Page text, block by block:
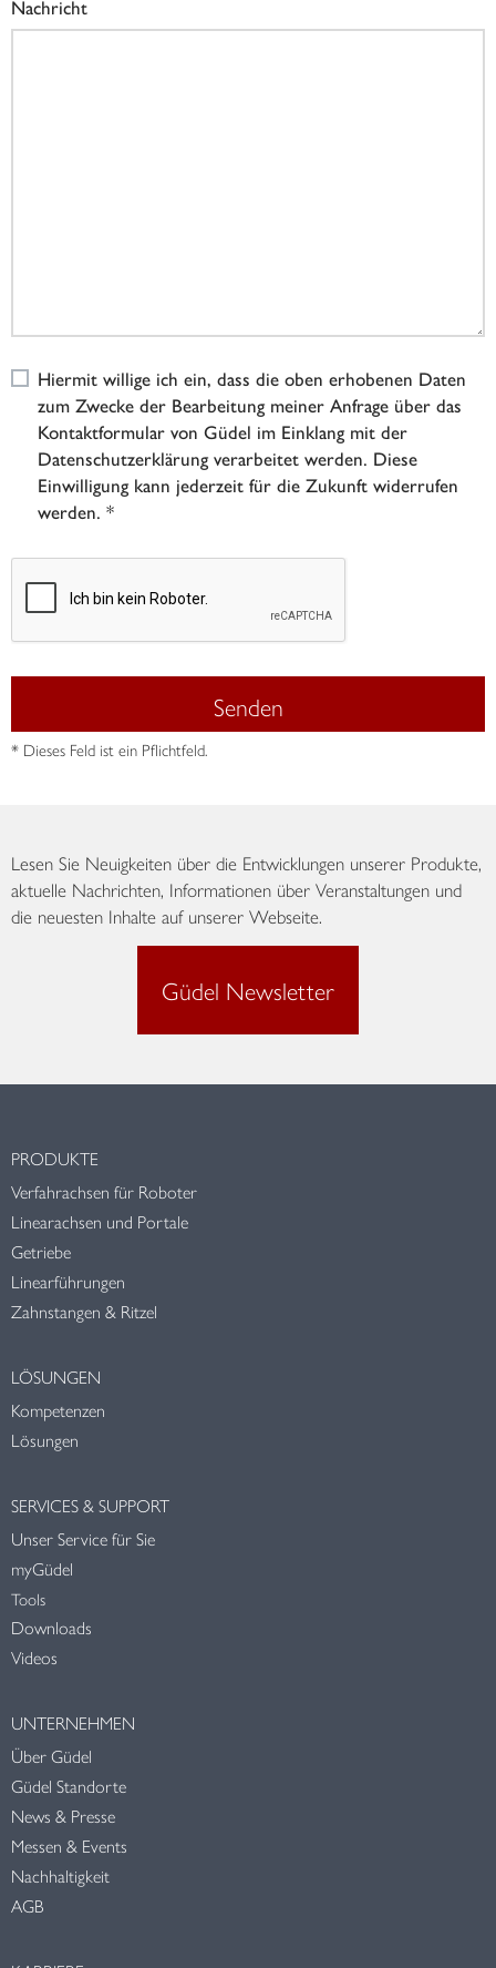
Nachricht
Hiermit willige ich ein, dass die oben erhobenen Daten
zum Zwecke der Bearbeitung meiner Anfrage über das
Kontaktformular von Güdel im Einklang mit der
Datenschutzerklärung verarbeitet werden. Diese
Einwilligung kann jederzeit für die Zukunft widerrufen
werden. *
Senden
* Dieses Feld ist ein Pflichtfeld.
Lesen Sie Neuigkeiten über die Entwicklungen unserer Produkte,
aktuelle Nachrichten, Informationen über Veranstaltungen und
die neuesten Inhalte auf unserer Webseite.
Güdel Newsletter
PRODUKTE
Verfahrachsen für Roboter
Linearachsen und Portale
Getriebe
Linearführungen
Zahnstangen & Ritzel
LÖSUNGEN
Kompetenzen
Lösungen
SERVICES & SUPPORT
Unser Service für Sie
myGüdel
Tools
Downloads
Videos
UNTERNEHMEN
Über Güdel
Güdel Standorte
News & Presse
Messen & Events
Nachhaltigkeit
AGB